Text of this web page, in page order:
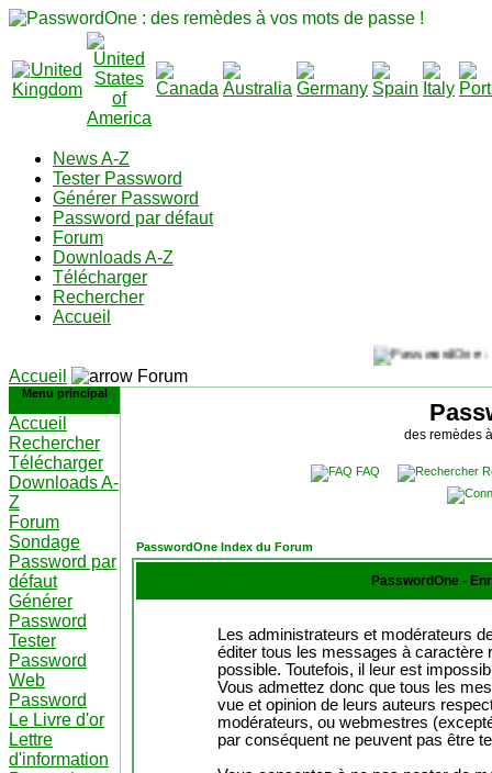
News A-Z
Tester Password
Générer Password
Password par défaut
Forum
Downloads A-Z
Télécharger
Rechercher
Accueil
Accueil Forum
Menu principal
Accueil
Rechercher
Télécharger
Downloads A-
Z
Forum
Sondage
Password par
défaut
Générer
Password
Tester
Password
Web
Password
Le Livre d'or
Lettre
d'information
des remèdes
FAQ
PasswordOne Index du Forum
PasswordOne -
Les administrateurs et modérateurs
éditer tous les messages à caractère
possible. Toutefois, il leur est
Vous admettez donc que tous les
vue et opinion de leurs auteurs
modérateurs, ou webmestres
par conséquent ne peuvent pas être